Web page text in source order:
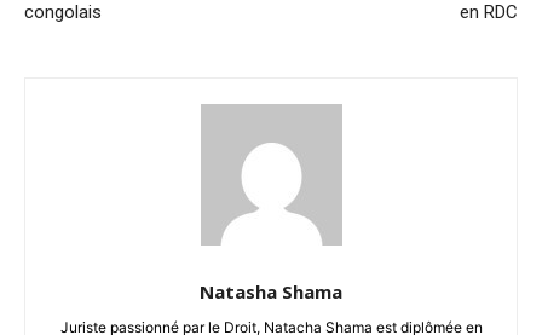
congolais
en RDC
Natasha Shama
Juriste passionné par le Droit, Natacha Shama est diplômée en